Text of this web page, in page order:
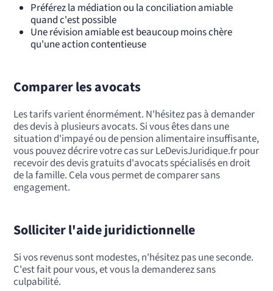
Préférez la médiation ou la conciliation amiable
quand c'est possible
Une révision amiable est beaucoup moins chère
qu'une action contentieuse
Comparer les avocats
Les tarifs varient énormément. N'hésitez pas à demander
des devis à plusieurs avocats. Si vous êtes dans une
situation d'impayé ou de pension alimentaire insuffisante,
vous pouvez décrire votre cas sur LeDevisJuridique.fr pour
recevoir des devis gratuits d'avocats spécialisés en droit
de la famille. Cela vous permet de comparer sans
engagement.
Solliciter l'aide juridictionnelle
Si vos revenus sont modestes, n'hésitez pas une seconde.
C'est fait pour vous, et vous la demanderez sans
culpabilité.